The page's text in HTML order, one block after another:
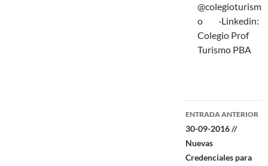
@colegioturism
o ·Linkedin:
Colegio Prof
Turismo PBA
Navegación
de
entradas
ENTRADA ANTERIOR
30-09-2016 //
Nuevas
Credenciales para